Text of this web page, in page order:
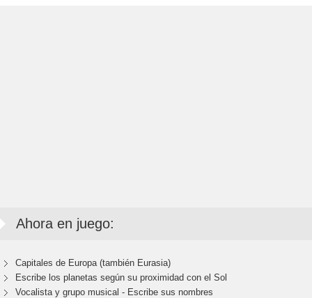
Ahora en juego:
Capitales de Europa (también Eurasia)
Escribe los planetas según su proximidad con el Sol
Vocalista y grupo musical - Escribe sus nombres